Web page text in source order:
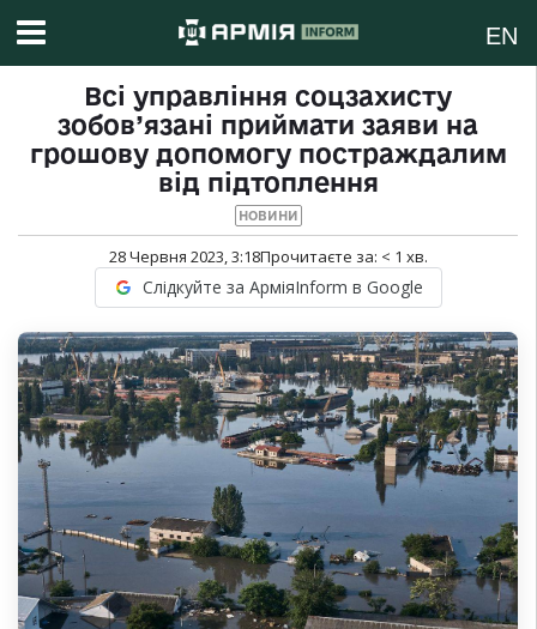
EN
Всі управління соцзахисту
зобов’язані приймати заяви на
грошову допомогу постраждалим
від підтоплення
НОВИНИ
28 Червня 2023, 3:18Прочитаєте за: < 1 хв.
Слідкуйте за АрміяInform в Google